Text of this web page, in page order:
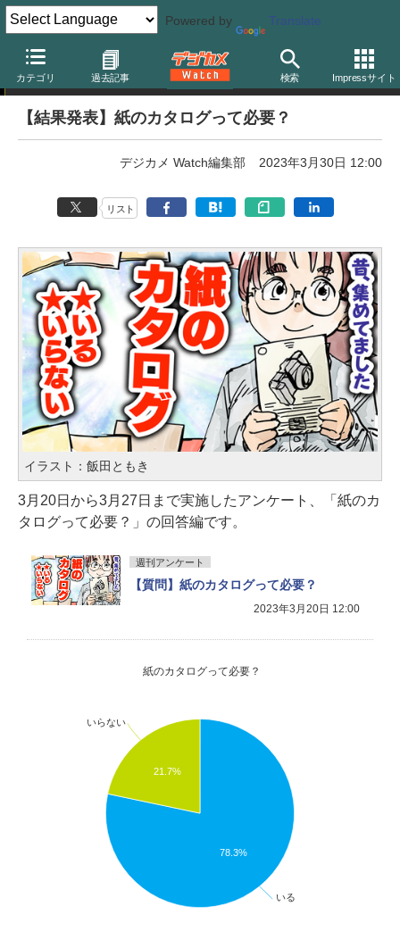
Powered by Translate
カテゴリ 過去記事 検索 Impressサイト
週刊アンケート
【結果発表】紙のカタログって必要？
デジカメ Watch編集部 2023年3月30日 12:00
リスト
イラスト：飯田ともき
3月20日から3月27日まで実施したアンケート、「紙のカ
タログって必要？」の回答編です。
週刊アンケート
【質問】紙のカタログって必要？
2023年3月20日 12:00
紙のカタログって必要？
78.3%
21.7%
いる
いらない